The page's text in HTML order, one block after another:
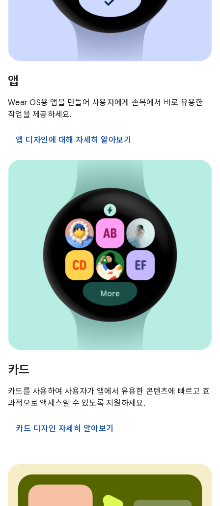
앱
Wear OS용 앱을 만들어 사용자에게 손목에서 바로 유용한
작업을 제공하세요.
앱 디자인에 대해 자세히 알아보기
카드
카드를 사용하여 사용자가 앱에서 유용한 콘텐츠에 빠르고 효
과적으로 액세스할 수 있도록 지원하세요.
카드 디자인 자세히 알아보기